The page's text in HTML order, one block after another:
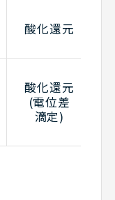
酸化還元
酸化還元
(電位差
滴定)